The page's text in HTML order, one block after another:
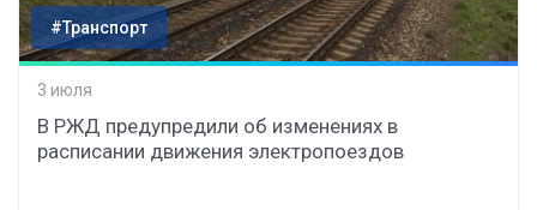
#Транспорт
3 июля
В РЖД предупредили об изменениях в
расписании движения электропоездов